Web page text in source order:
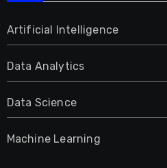
Artificial Intelligence
Data Analytics
Data Science
Machine Learning